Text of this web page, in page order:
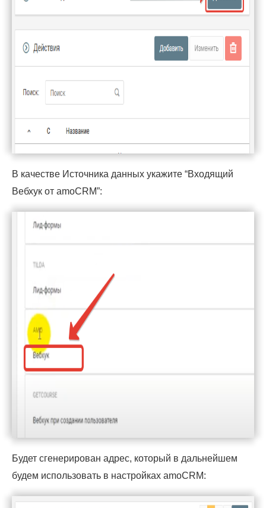
В качестве Источника данных укажите “Входящий
Вебхук от amoCRM”:
Будет сгенерирован адрес, который в дальнейшем
будем использовать в настройках amoCRM: